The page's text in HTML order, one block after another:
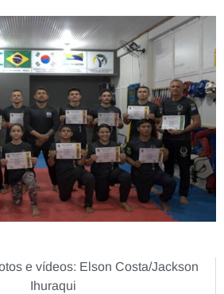
e vídeos: Elson Costa/Jackson
Ihuraqui